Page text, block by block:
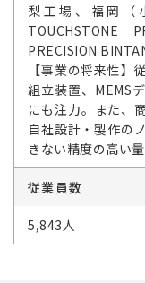
梨工場、福岡（
TOUCHSTONE
PRECISION
【事業の将来性】
組立装置、MEMS
にも注力。また、
自社設計・製作の
きない精度の高い
従業員数
5,843人